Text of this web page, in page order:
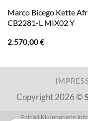
Marco Bicego Kette
CB2281-L MIX02 Y
2.570,00€
Copyright 2026 ©